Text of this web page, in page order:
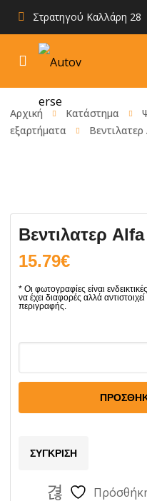
Στρατηγού Καλλάρη 28
Αρχική Κατάστημα
εξαρτήματα
Βεντιλατερ
15.79€
Alfa
1750
ΣΎΓΚΡΙΣΗ